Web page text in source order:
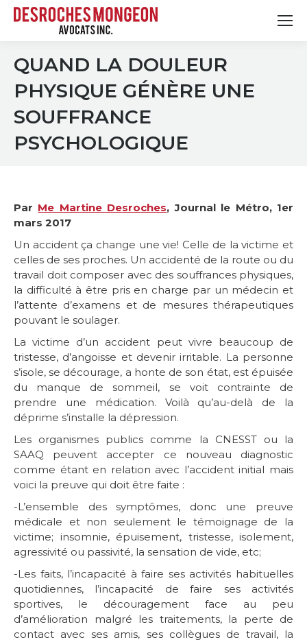
QUAND LA DOULEUR
PHYSIQUE GÉNÈRE UNE
SOUFFRANCE
PSYCHOLOGIQUE
Par Me Martine Desroches, Journal le Métro, 1er
mars 2017
Un accident ça change une vie! Celle de la victime et
celles de ses proches. Un accidenté de la route ou du
travail doit composer avec des souffrances physiques,
la difficulté à être pris en charge par un médecin et
l’attente d’examens et de mesures thérapeutiques
pouvant le soulager.
La victime d’un accident peut vivre beaucoup de
tristesse, d’angoisse et devenir irritable. La personne
s’isole, se décourage, a honte de son état, est épuisée
du manque de sommeil, se voit contrainte de
prendre une médication. Voilà qu’au-delà de la
déprime s’installe la dépression.
Les organismes publics comme la CNESST ou la
SAAQ peuvent accepter ce nouveau diagnostic
comme étant en relation avec l’accident initial mais
voici la preuve qui doit être faite :
-L’ensemble des symptômes, donc une preuve
médicale et non seulement le témoignage de la
victime; insomnie, épuisement, tristesse, isolement,
agressivité ou passivité, la sensation de vide, etc;
-Les faits, l’incapacité à faire ses activités habituelles
quotidiennes, l’incapacité de faire ses activités
sportives, le découragement face au peu
d’amélioration malgré les traitements, la perte de
contact avec ses amis, ses collègues de travail, la